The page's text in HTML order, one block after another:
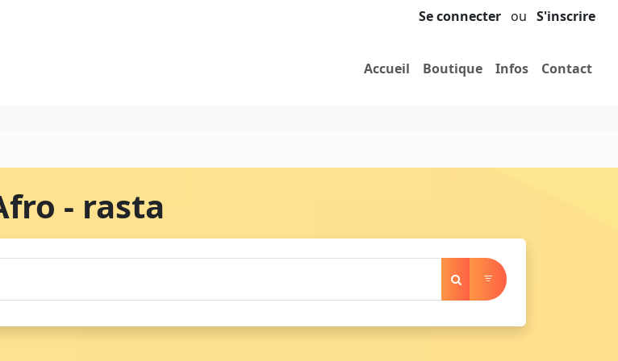
Se connecter ou S'inscrire
Accueil Boutique Infos Contact
- rasta